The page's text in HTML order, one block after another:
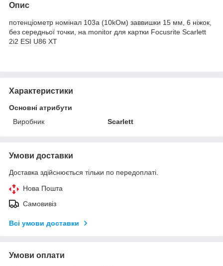
Опис
потенціометр номінал 103a (10kOм) заввишки 15 мм, 6 ніжок,
без середньої точки, на monitor для картки Focusrite Scarlett
2i2 ESI U86 XT
Характеристики
Основні атрибути
Виробник
Scarlett
Умови доставки
Доставка здійснюється тільки по передоплаті.
Нова Пошта
Самовивіз
Всі умови доставки
Умови оплати